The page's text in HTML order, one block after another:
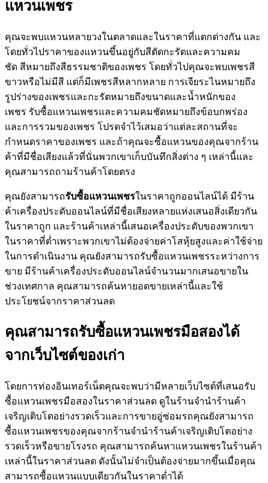
แหวนเพชร
คุณจะพบแหวนหลายวงในตลาดและในราคาที่แตกต่างกัน และ
โดยทั่วไปราคาของแหวนขึ้นอยู่กับสีตัดกะรัตและความคม
ชัด สีหมายถึงสีธรรมชาติของเพชร โดยทั่วไปคุณจะพบเพชรสี
ขาวหรือไม่มีสี แต่ก็มีเพชรสีหลากหลาย การเจียระไนหมายถึง
รูปร่างของเพชรและกะรัตหมายถึงขนาดและน้ำหนักของ
เพชร รับซื้อแหวนเพชรและความคมชัดหมายถึงข้อบกพร่อง
และการรวมของเพชร โปรดจำไว้เสมอว่าแต่ละสถานที่จะ
กำหนดราคาของเพชร และถ้าคุณจะซื้อแหวนของคุณจากร้าน
ค้าที่มีชื่อเสียงแล้วที่นั่นพวกเขาเก็บบันทึกสิ่งต่าง ๆ เหล่านี้และ
คุณสามารถถามร้านค้าโดยตรง
คุณยังสามารถรับซื้อแหวนเพชรในราคาถูกออนไลน์ได้ มีร้าน
ค้าเครื่องประดับออนไลน์ที่มีชื่อเสียงหลายแห่งเสนอสิ่งเดียวกัน
ในราคาถูก และร้านค้าเหล่านี้เสนอเครื่องประดับของพวกเขา
ในราคาที่ต่ำเพราะพวกเขาไม่ต้องจ่ายค่าโสหุ้ยสูงและค่าใช้จ่าย
ในการดำเนินงาน คุณยังสามารถรับซื้อแหวนเพชรระหว่างการ
ขาย มีร้านค้าเครื่องประดับออนไลน์จำนวนมากเสนอขายใน
ช่วงเทศกาล คุณสามารถค้นหายอดขายเหล่านี้และใช้
ประโยชน์จากราคาส่วนลด
คุณสามารถรับซื้อแหวนเพชรมือสองได้
จากเว็บไซต์ของเก่า
โดยการท่องอินเทอร์เน็ตคุณจะพบว่ามีหลายเว็บไซต์ที่เสนอรับ
ซื้อแหวนเพชรมือสองในราคาส่วนลด ดูในร้านจำนำร้านค้า
เจริญเติบโตอย่างรวดเร็วและการขายอู่ซ่อมรถคุณยังสามารถ
ซื้อแหวนเพชรของคุณจากร้านจำนำร้านค้าเจริญเติบโตอย่าง
รวดเร็วหรือขายโรงรถ คุณสามารถค้นหาแหวนเพชรในร้านค้า
เหล่านี้ในราคาส่วนลด ดังนั้นไม่จำเป็นต้องจ่ายมากขึ้นเมื่อคุณ
สามารถซื้อแหวนแบบเดียวกันในราคาต่ำได้